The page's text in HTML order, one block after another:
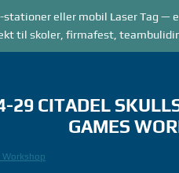
eller mobil Laser Tag —
til skoler, firmafest,
MODES LASER TAG
29 CITADEL
GAMES
Workshop